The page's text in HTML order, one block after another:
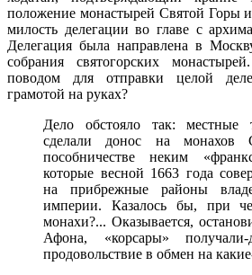
положение монастырей Святой Горы
милость делегации во главе с
Делегация была направлена в
собрания святогорских
поводом для отправки целой
грамотой на руках?
Дело обстояло так: местные
сделали донос на монахов
пособничестве неким
которые весной 1663 года
на прибрежные районы
империи. Казалось бы, при
монахи?... Оказывается,
Афона, «корсары»
продовольствие в обмен на